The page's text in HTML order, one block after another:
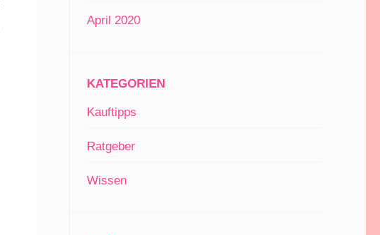
April 2020
KATEGORIEN
Kauftipps
Ratgeber
Wissen